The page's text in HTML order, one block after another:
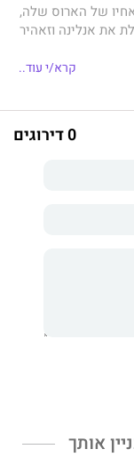
של הארוס שלה,
את אנלינה וזאהיר
לשמור על מרחק
קרא/י עוד..
0 דירוגים
אותך